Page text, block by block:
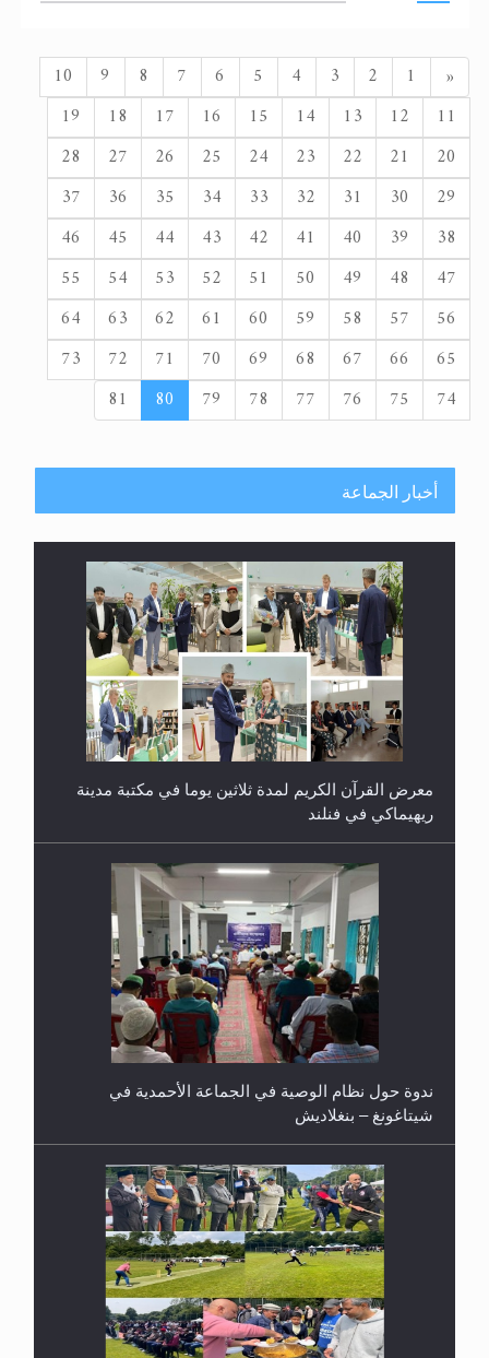
« السابق1
2
3
4
5
6
7
8
9
10
11
12
13
14
15
16
17
18
19
20
21
22
23
24
25
26
27
28
29
30
31
32
33
34
35
36
37
38
39
40
41
42
43
44
45
46
47
48
49
50
51
52
53
54
55
56
57
58
59
60
61
62
63
64
65
66
67
68
69
70
71
72
73
74
75
76
77
78
79
80
81
أخبار الجماعة
ندوة حول نظام الوصية في الجماعة الأحمدية في
شيتاغونغ – بنغلاديش
اليوم الوطني الرياضي لمجلس أنصار الله في هولندا